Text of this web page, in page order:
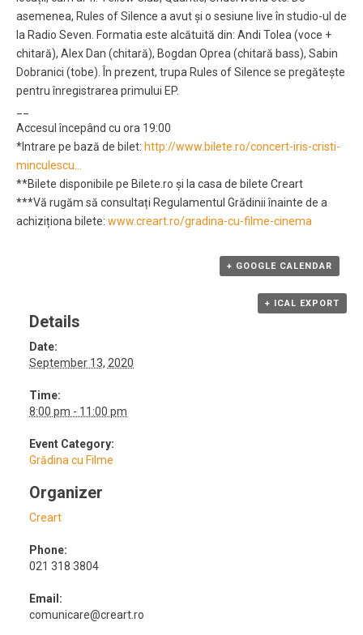
asemenea, Rules of Silence a avut și o sesiune live în studio-ul de
la Radio Seven. Formatia este alcătuită din: Andi Tolea (voce +
chitară), Alex Dan (chitară), Bogdan Oprea (chitară bass), Sabin
Dobranici (tobe). În prezent, trupa Rules of Silence se pregătește
pentru înregistrarea primului EP.
Accesul începând cu ora 19:00
*Intrare pe bază de bilet: http://www.bilete.ro/concert-iris-cristi-
minculescu…
**Bilete disponibile pe Bilete.ro și la casa de bilete Creart
***Vă rugăm să consultați Regulamentul Grădinii înainte de a
achiziționa bilete: www.creart.ro/gradina-cu-filme-cinema
+ GOOGLE CALENDAR
+ ICAL EXPORT
Details
Date:
September 13, 2020
Time:
8:00 pm - 11:00 pm
Event Category:
Grădina cu Filme
Organizer
Creart
Phone:
021 318 3804
Email:
comunicare@creart.ro